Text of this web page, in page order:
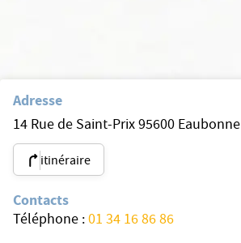
Adresse
14 Rue de Saint-Prix 95600 Eaubonne
itinéraire
Contacts
Téléphone :01 34 16 86 86